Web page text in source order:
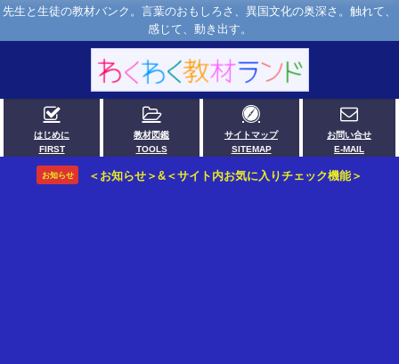
先生と生徒の教材バンク。言葉のおもしろさ、異国文化の奥深さ。触れて、
感じて、動き出す。
はじめに
FIRST
教材図鑑
TOOLS
サイトマップ
SITEMAP
お問い合せ
E-MAIL
お知らせ ＜お知らせ＞&＜サイト内お気に入りチェック機能＞